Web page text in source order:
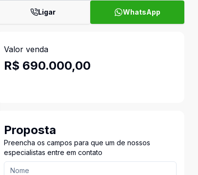
Ligar WhatsApp
Valor venda
R$ 690.000,00
Proposta
Preencha os campos para que um de nossos
especialistas entre em contato